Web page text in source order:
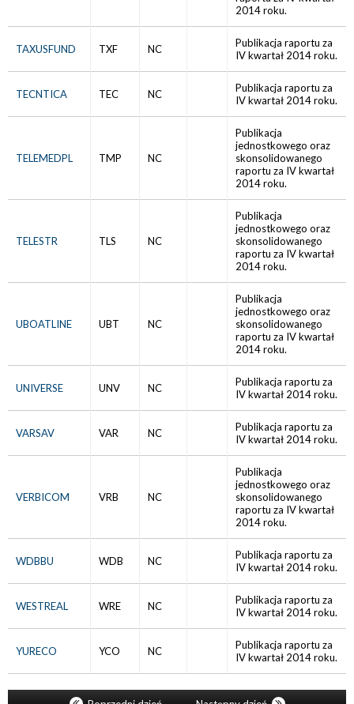
2014 roku.
TAXUSFUND TXF NC
Publikacja raportu za
IV kwartał 2014 roku.
TECNTICA TEC NC
Publikacja raportu za
IV kwartał 2014 roku.
TELEMEDPL TMP NC
Publikacja
jednostkowego oraz
skonsolidowanego
raportu za IV kwartał
2014 roku.
TELESTR TLS NC
Publikacja
jednostkowego oraz
skonsolidowanego
raportu za IV kwartał
2014 roku.
UBOATLINE UBT NC
Publikacja
jednostkowego oraz
skonsolidowanego
raportu za IV kwartał
2014 roku.
UNIVERSE UNV NC
Publikacja raportu za
IV kwartał 2014 roku.
VARSAV VAR NC
Publikacja raportu za
IV kwartał 2014 roku.
VERBICOM VRB NC
Publikacja
jednostkowego oraz
skonsolidowanego
raportu za IV kwartał
2014 roku.
WDBBU WDB NC
Publikacja raportu za
IV kwartał 2014 roku.
WESTREAL WRE NC
Publikacja raportu za
IV kwartał 2014 roku.
YURECO YCO NC
Publikacja raportu za
IV kwartał 2014 roku.